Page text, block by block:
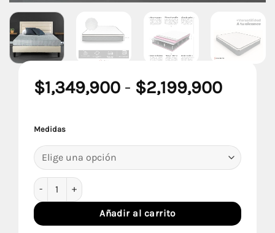
$1,349,900 - $2,199,900Rango
hasta
Medidas
Combo Andaluz cantidad
Añadir al carrito